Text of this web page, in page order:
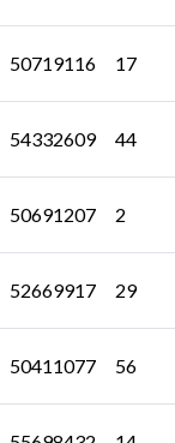
50719116 17
54332609 44
50691207 2
52669917 29
50411077 56